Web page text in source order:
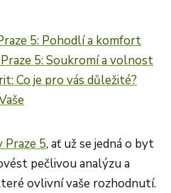
5: Pohodlí a komfort
5: Soukromí a volnost
Co je pro vás důležité?
5, ať už se jedná o byt
pečlivou analýzu a
ovlivní vaše rozhodnutí.